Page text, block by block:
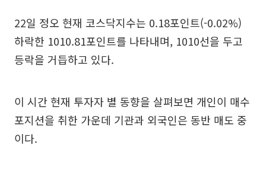
22일 정오 현재 코스닥지수는 0.18포인트(-0.02%)
하락한 1010.81포인트를 나타내며, 1010선을 두고
등락을 거듭하고 있다.
이 시간 현재 투자자 별 동향을 살펴보면 개인이 매수
포지션을 취한 가운데 기관과 외국인은 동반 매도 중
이다.